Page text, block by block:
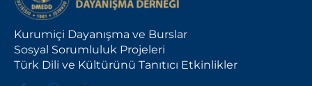
Kurumiçi Dayanışma ve Burslar
Sosyal Sorumluluk Projeleri
Türk Dili ve Kültürünü Tanıtıcı Etkinlikler